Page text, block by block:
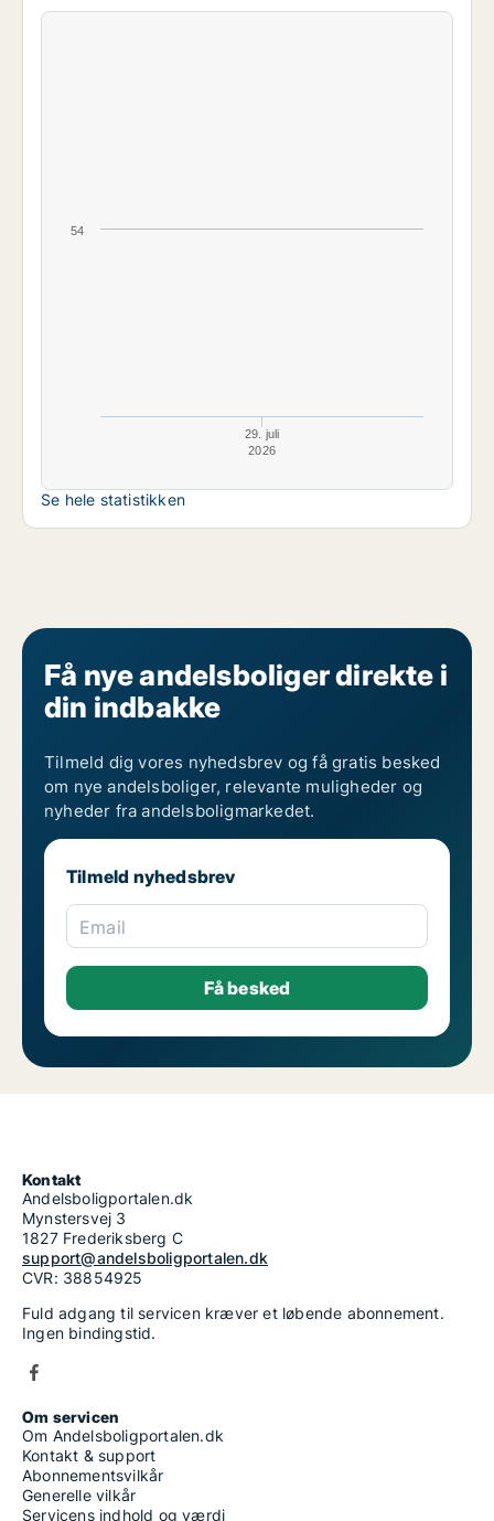
29. juli
2026
54
Se hele statistikken
Få nye andelsboliger direkte i
din indbakke
Tilmeld dig vores nyhedsbrev og få gratis besked
om nye andelsboliger, relevante muligheder og
nyheder fra andelsboligmarkedet.
Tilmeld nyhedsbrev
Email
Kontakt
Andelsboligportalen.dk
Mynstersvej 3
1827 Frederiksberg C
support@andelsboligportalen.dk
CVR: 38854925
Fuld adgang til servicen kræver et løbende abonnement.
Ingen bindingstid.
Om servicen
Om Andelsboligportalen.dk
Kontakt & support
Abonnementsvilkår
Generelle vilkår
Servicens indhold og værdi